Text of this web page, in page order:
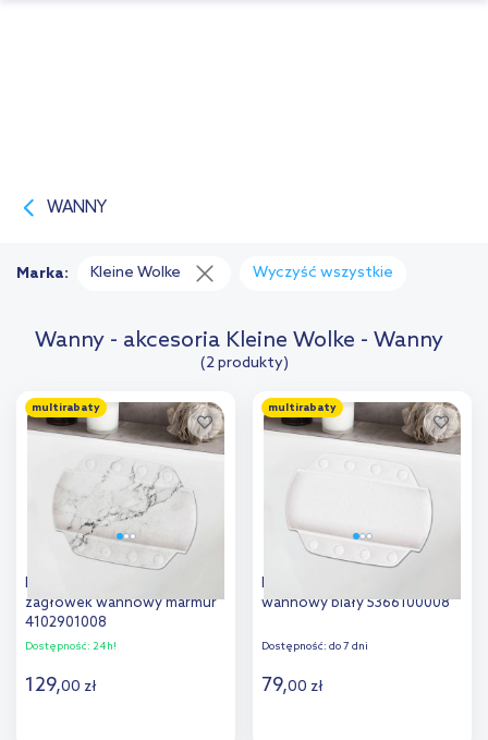
WANNY
Wanny - akcesoria Kleine Wolke - Wanny
(2 produkty)
Marka: Kleine Wolke Wyczyść wszystkie
multirabaty
Kleine Wolke Marble
zagłówek wannowy marmur
4102901008
Dostępność: 24h!
129,00 zł
multirabaty
Kleine Wolke Pillow zagłówek
wannowy biały 5366100008
Dostępność: do 7 dni
79,00 zł